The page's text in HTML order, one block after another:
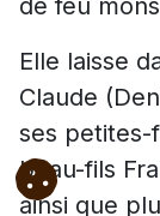
Elle laisse
Claude
ses petites-
beau-fils
ainsi que